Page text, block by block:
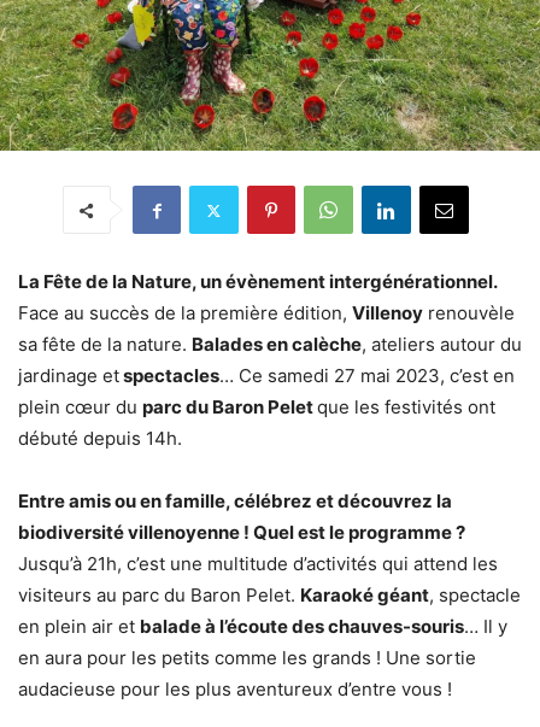
La Fête de la Nature, un évènement intergénérationnel.
Face au succès de la première édition, Villenoy renouvèle
sa fête de la nature. Balades en calèche, ateliers autour du
jardinage etspectacles… Ce samedi 27 mai 2023, c’est en
plein cœur du parc du Baron Peletque les festivités ont
débuté depuis 14h.
Entre amis ou en famille, célébrez et découvrez la
biodiversité villenoyenne ! Quel est le programme ?
Jusqu’à 21h, c’est une multitude d’activités qui attend les
visiteurs au parc du Baron Pelet. Karaoké géant, spectacle
en plein air et balade à l’écoute des chauves-souris… Il y
en aura pour les petits comme les grands ! Une sortie
audacieuse pour les plus aventureux d’entre vous !